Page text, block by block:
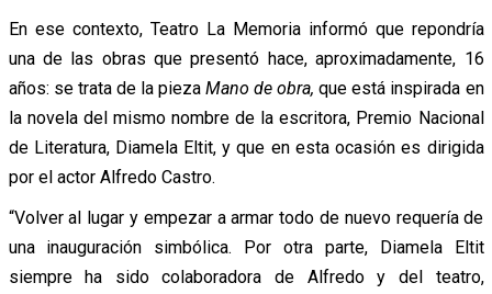
En ese contexto, Teatro La Memoria informó que repondría
una de las obras que presentó hace, aproximadamente, 16
años: se trata de la pieza Mano de obra,que está inspirada en
la novela del mismo nombre de la escritora, Premio Nacional
de Literatura, Diamela Eltit, y que en esta ocasión es dirigida
por el actor Alfredo Castro.
“Volver al lugar y empezar a armar todo de nuevo requería de
una inauguración simbólica. Por otra parte, Diamela Eltit
siempre ha sido colaboradora de Alfredo y del teatro,